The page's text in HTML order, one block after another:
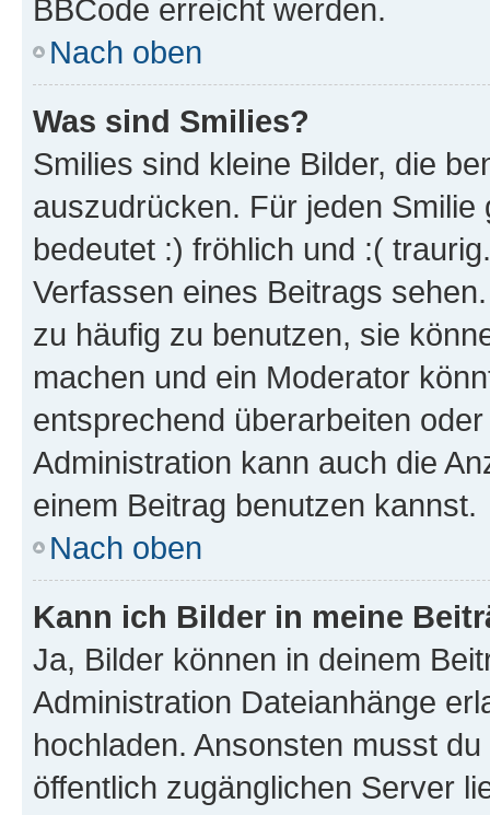
BBCode erreicht werden.
Nach oben
Was sind Smilies?
Smilies sind kleine Bilder, die
auszudrücken. Für jeden
bedeutet :) fröhlich und :(
Verfassen eines Beitrags
zu häufig zu benutzen, sie
machen und ein Moderator
entsprechend überarbeiten
Administration kann auch die
einem Beitrag benutzen kannst.
Nach oben
Kann ich Bilder in meine
Ja, Bilder können in deinem
Administration Dateianhänge
hochladen. Ansonsten musst
öffentlich zugänglichen Server